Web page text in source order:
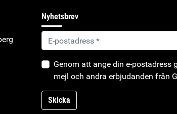
Nyhetsbrev
Genom att ange din e-postadress
mejl och andra erbjudanden från
Skicka